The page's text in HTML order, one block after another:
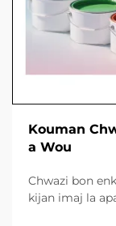
Kouman
a Wou
Chwazi bon
kijan imaj la